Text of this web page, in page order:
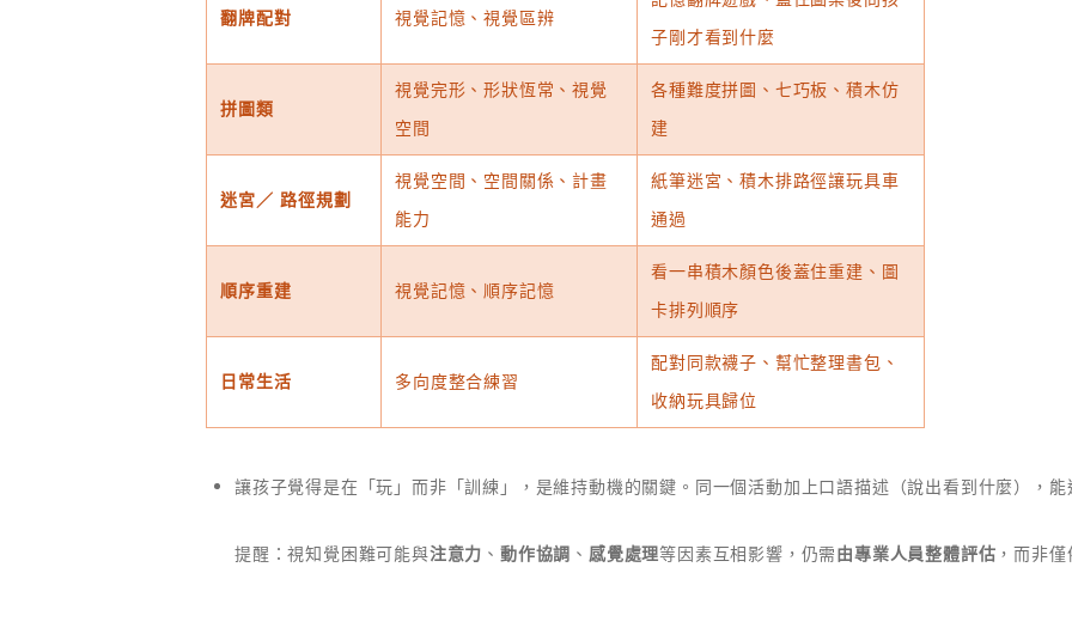
翻牌配對 視覺記憶、視覺區辨
子剛才看到什麼
拼圖類
視覺完形、形狀恆常、視覺
空間
各種難度拼圖、七巧板、積木仿
建
迷宮／ 路徑規劃
視覺空間、空間關係、計畫
能力
紙筆迷宮、積木排路徑讓玩具車
通過
順序重建 視覺記憶、順序記憶
看一串積木顏色後蓋住重建、圖
卡排列順序
日常生活 多向度整合練習
配對同款襪子、幫忙整理書包、
收納玩具歸位
讓孩子覺得是在「玩」而非「訓練」，是維持動機的關鍵。同一個活動加上口語描述（說出看到什麼），能
提醒：視知覺困難可能與注意力 、動作協調 、 感覺處理等因素互相影響，仍需由專業人員整體評估 ，而非